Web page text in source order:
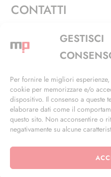
GESTISCI
Per fornire le migliori
cookie per memorizzare e/o
dispositivo. Il consenso a queste
elaborare dati come il
questo sito. Non acconsentire o
negativamente su alcune
CONTATTI
Via Alfieri, 27 -
+39 02 4846 3155
info@masterphil.it